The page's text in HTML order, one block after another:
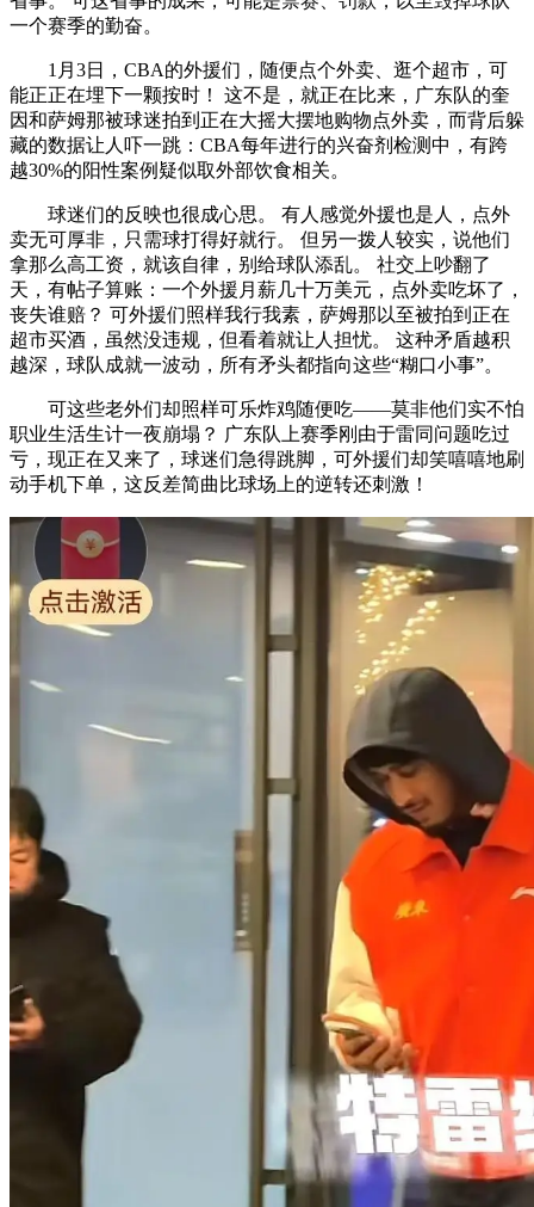
一个赛季的勤奋。
1月3日，CBA的外援们，随便点个外卖、逛个超市，可
能正正在埋下一颗按时！ 这不是，就正在比来，广东队的奎
因和萨姆那被球迷拍到正在大摇大摆地购物点外卖，而背后躲
藏的数据让人吓一跳：CBA每年进行的兴奋剂检测中，有跨
越30%的阳性案例疑似取外部饮食相关。
球迷们的反映也很成心思。 有人感觉外援也是人，点外
卖无可厚非，只需球打得好就行。 但另一拨人较实，说他们
拿那么高工资，就该自律，别给球队添乱。 社交上吵翻了
天，有帖子算账：一个外援月薪几十万美元，点外卖吃坏了，
丧失谁赔？ 可外援们照样我行我素，萨姆那以至被拍到正在
超市买酒，虽然没违规，但看着就让人担忧。 这种矛盾越积
越深，球队成就一波动，所有矛头都指向这些“糊口小事”。
可这些老外们却照样可乐炸鸡随便吃——莫非他们实不怕
职业生活生计一夜崩塌？ 广东队上赛季刚由于雷同问题吃过
亏，现正在又来了，球迷们急得跳脚，可外援们却笑嘻嘻地刷
动手机下单，这反差简曲比球场上的逆转还刺激！